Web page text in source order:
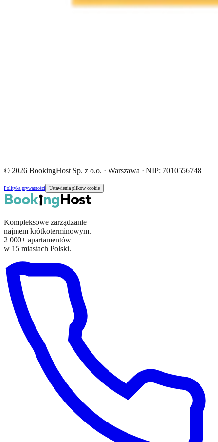
© 2026 BookingHost Sp. z o.o. · Warszawa · NIP: 7010556748
Polityka prywatności Ustawienia plików cookie
Kompleksowe zarządzanie
najmem krótkoterminowym.
2 000+ apartamentów
w 15 miastach Polski.